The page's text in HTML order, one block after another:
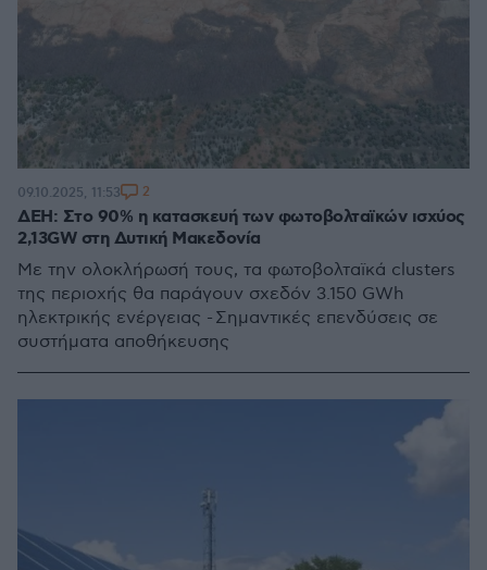
ΔΕΗ: Στο 90% η κατασκευή των φωτοβολταϊκών ισχύος
2,13GW στη Δυτική Μακεδονία
Mε την ολοκλήρωσή τους, τα φωτοβολταϊκά clusters
της περιοχής θα παράγουν σχεδόν 3.150 GWh
ηλεκτρικής ενέργειας - Σημαντικές επενδύσεις σε
συστήματα αποθήκευσης
09.10.2025, 11:53 2